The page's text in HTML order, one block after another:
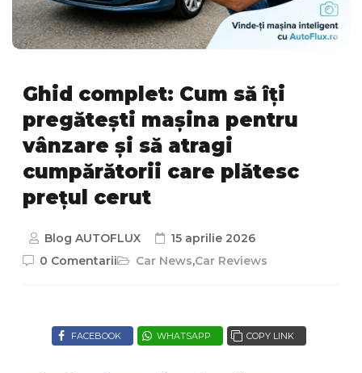
Ghid complet: Cum să îți
pregătești mașina pentru
vânzare și să atragi
cumpărătorii care plătesc
prețul cerut
Blog AUTOFLUX
15 aprilie 2026
0 Comentarii
Car News,Car Reviews
FACEBOOK WHATSAPP COPY LINK